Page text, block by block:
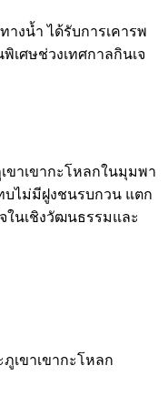
งน้ำ ได้รับการเคารพ
ศษช่วงเทศกาลกินเจ
ขาเขากะโหลกในมุมพา
บไม่มีฝูงชนรบกวน แตก
ในเชิงวัฒนธรรมและ
เขาเขากะโหลก